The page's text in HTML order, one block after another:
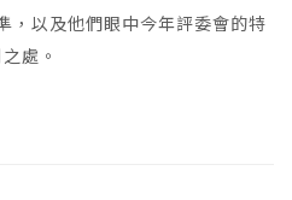
，以及他們眼中今年評委會的特
處。